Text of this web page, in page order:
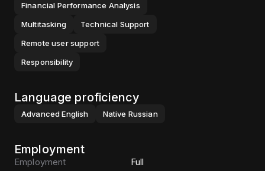
Financial Performance Analysis
Multitasking
Technical Support
Remote user support
Responsibility
Language proficiency
Advanced English Native Russian
Employment
Employment
Full